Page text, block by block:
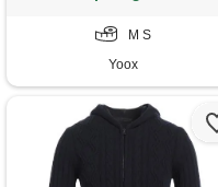
M S
Yoox